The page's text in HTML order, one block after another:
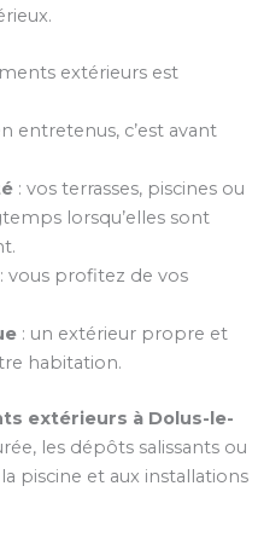
extérieurs est
entretenus, c’est avant
: vos terrasses, piscines ou
lorsqu’elles sont
vous profitez de vos
: un extérieur propre et
habitation.
extérieurs à Dolus-le-
les dépôts salissants ou
piscine et aux installations